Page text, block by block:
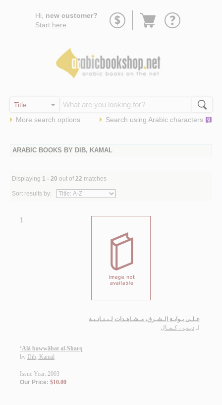
Hi, new customer?
Start here
Go
More search options Search using Arabic characters
ARABIC BOOKS BY DIB, KAMAL
Displaying 1 - 20 out of 22 matches
Sort results by:
1.
عـلـى بـوابـة الـشـرق، مـشـاهـدات لـبـنـانـيـة
لـ ديـب ، كـمـال
‘Alá bawwābat al-Sharq
by Dīb, Kamāl
Issue Year: 2003
Our Price: $10.00